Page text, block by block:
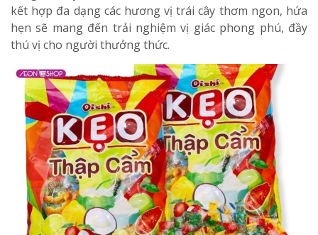
kết hợp đa dạng các hương vị trái cây thơm ngon, hứa
hẹn sẽ mang đến trải nghiệm vị giác phong phú, đầy
thú vị cho người thưởng thức.